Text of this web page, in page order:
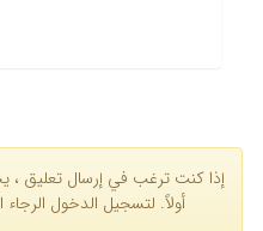
إذا كنت ترغب في إرسال تعليق ،
أولاً. لتسجيل الدخول